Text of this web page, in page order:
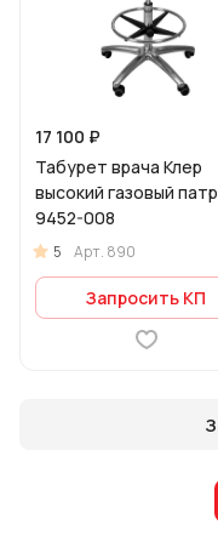
17 100 ₽
Табурет врача Клер
высокий газовый
9452-008
5 Арт. 890
Запросить КП